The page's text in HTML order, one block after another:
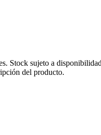
Stock sujeto a
del producto.